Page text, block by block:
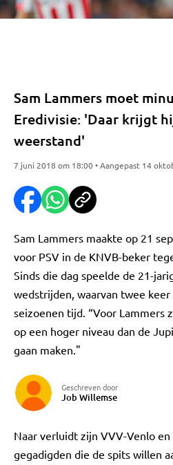
Sam Lammers moet
Eredivisie: 'Daar krijgt
weerstand'
7 juni 2018 om 18:00 • Aangepast 14
Sam Lammers maakte op 21
voor PSV in de KNVB-beker
Sinds die dag speelde de 21-
wedstrijden, waarvan twee keer
seizoenen tijd. “Voor Lammers
op een hoger niveau dan de
gaan maken."
Geschreven door
Job Willemse
Naar verluidt zijn VVV-Venlo
gegadigden die de spits willen